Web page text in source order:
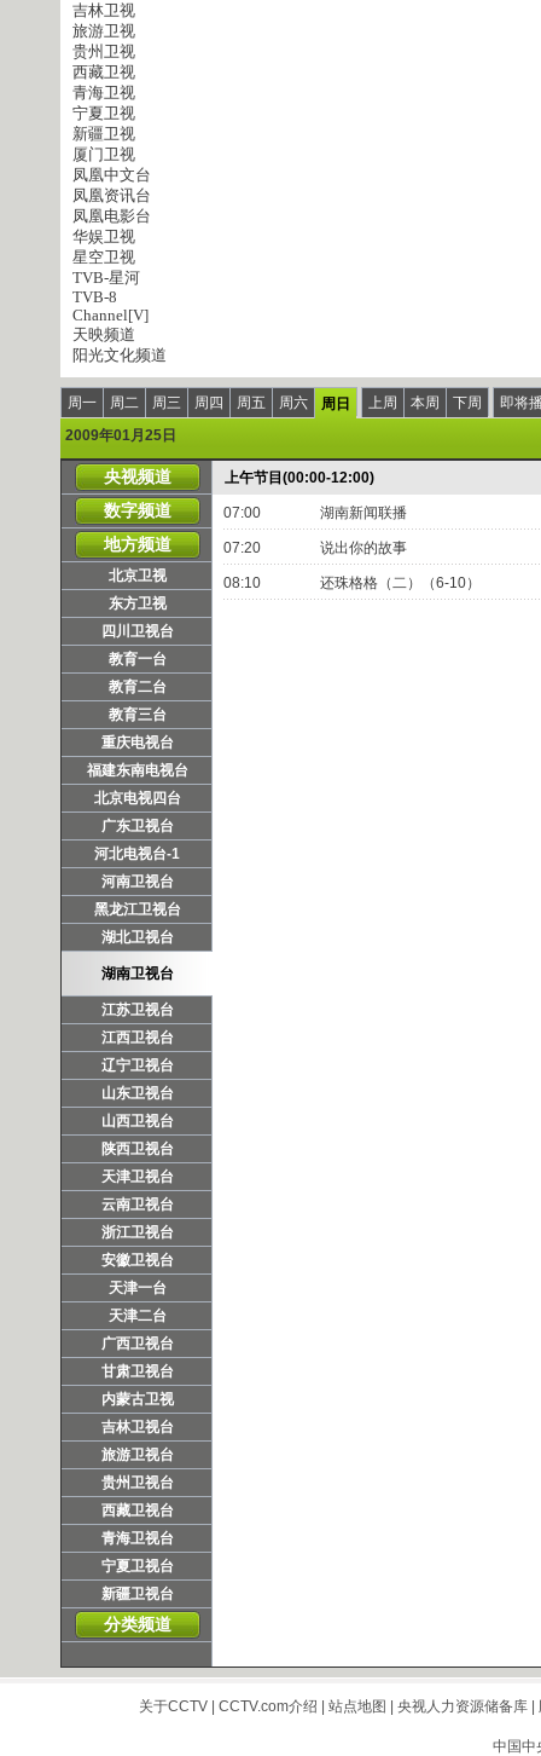
吉林卫视
旅游卫视
贵州卫视
西藏卫视
青海卫视
宁夏卫视
新疆卫视
厦门卫视
凤凰中文台
凤凰资讯台
凤凰电影台
华娱卫视
星空卫视
TVB-星河
TVB-8
Channel[V]
天映频道
阳光文化频道
周一 周二 周三 周四 周五 周六 周日 上周 本周 下周
即将
2009年01月25日
央视频道
数字频道
地方频道
北京卫视
东方卫视
四川卫视台
教育一台
教育二台
教育三台
重庆电视台
福建东南电视台
北京电视四台
广东卫视台
河北电视台-1
河南卫视台
黑龙江卫视台
湖北卫视台
湖南卫视台
江苏卫视台
江西卫视台
辽宁卫视台
山东卫视台
山西卫视台
陕西卫视台
天津卫视台
云南卫视台
浙江卫视台
安徽卫视台
天津一台
天津二台
广西卫视台
甘肃卫视台
内蒙古卫视
吉林卫视台
旅游卫视台
贵州卫视台
西藏卫视台
青海卫视台
宁夏卫视台
新疆卫视台
分类频道
上午节目(00:00-12:00)
07:00 湖南新闻联播
07:20 说出你的故事
08:10 还珠格格（二）（6-10）
关于CCTV| CCTV.com介绍 站点地图 央视人力资源储备库|
中国中